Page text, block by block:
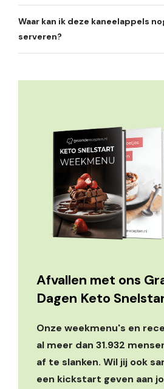
Waar kan ik deze kaneelappels
serveren?
Afvallen met ons
Dagen Keto
Onze weekmenu's en
al meer dan 31.932
af te slanken. Wil jij ook
een kickstart geven aan